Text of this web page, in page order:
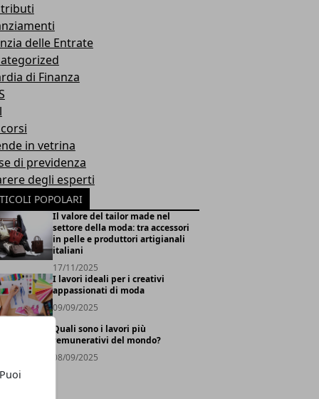
delle Entrate
di Finanza
in vetrina
di previdenza
degli esperti
POPOLARI
Il valore del tailor made nel
settore della moda: tra accessori
in pelle e produttori artigianali
italiani
17/11/2025
I lavori ideali per i creativi
appassionati di moda
09/09/2025
Quali sono i lavori più
remunerativi del mondo?
08/09/2025